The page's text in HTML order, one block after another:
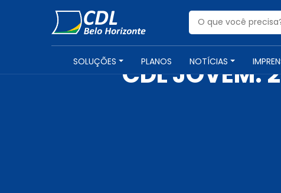
SOLUÇÕES PLANOS NOTÍCIAS
CDL JOVEM: